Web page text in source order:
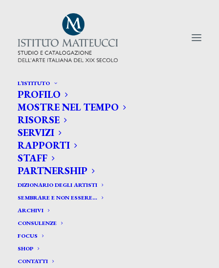
L’ISTITUTO
PROFILO
MOSTRE NEL TEMPO
RISORSE
SERVIZI
RAPPORTI
STAFF
PARTNERSHIP
DIZIONARIO DEGLI ARTISTI
SEMBRARE E NON ESSERE…
ARCHIVI
CONSULENZE
FOCUS
SHOP
CONTATTI
CERCA TRA GLI ARTISTI:
Search
for:
De Vivo Tommaso *
DE VIVO TOMMASO